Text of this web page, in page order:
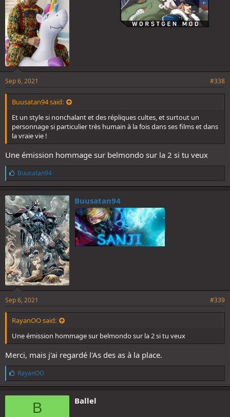
Sep 6, 2021 #338
Buusatan94 said:
Et un style si nonchalant et des répliques cultes, et surtout un
personnage si particulier très humain à la fois dans ses films et dans
la vraie vie !
Une émission hommage sur belmondo sur la 2 si tu veux
L
i
k
e
s
:
Buusatan94
Buusatan94
Sep 6, 2021 #339
RayanOO said:
Une émission hommage sur belmondo sur la 2 si tu veux
Merci, mais j'ai regardé l'As des as à la place.
L
i
k
e
RayanOO
B Ballel